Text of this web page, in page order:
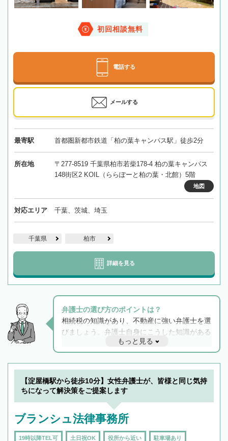
初回相談無料
電話する
メールする
最寄駅 首都圏新都市鉄道「柏の葉キャンパス駅」徒歩2分
所在地
〒277-8519 千葉県柏市若柴178-4 柏の葉キャンパス
148街区2 KOIL（ららぽーと柏の葉・北館）5階
地図
対応エリア 千葉、茨城、埼玉
千葉県 柏市
詳細を見る
弁護士の選び方のポイントは？
相続税の知識があり、不動産に強い弁護士を選
びましょう。弁護士自身にこうした知識がある
と他士業との連携もスムーズに進み、トラブル
解決のみならず相続をトータルで任せることが
できます。また、相続は感情がからむ分野なの
でフィーリングも重要です。実際に電話や面談
で複数の弁護士と会話をしてウマが合う方に依
もっと見る
【淀屋橋駅から徒歩10分】女性弁護士が、皆様と同じ気持
ちになって解決策をご提案します
ブランシュ法律事務所
19時以降TEL可 土日祝OK 役所から近い 駐車場あり